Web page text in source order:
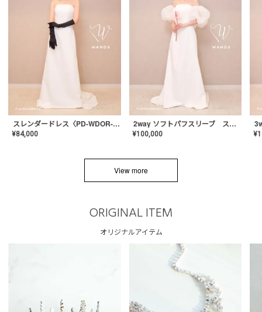
スレンダードレス〈PD-WDOR-2110〉
¥84,000
2way ソフトパフスリーブ スレンダードレス〈PD-WDOR-2112〉
¥100,000 ¥
View more
ORIGINAL ITEM
オリジナルアイテム